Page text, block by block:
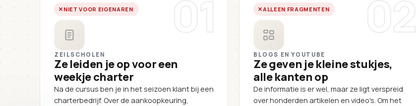
01
NIET VOOR EIGENAREN
ZEILSCHOLEN
Ze leiden je op voor een
weekje charter
Na de cursus ben je in het seizoen klant bij een
charterbedrijf. Over de aankoopkeuring,
02
ALLEEN FRAGMENTEN
BLOGS EN YOUTUBE
Ze geven je kleine stukjes,
alle kanten op
De informatie is er wel, maar ze ligt verspreid
over honderden artikelen en video's. Om het